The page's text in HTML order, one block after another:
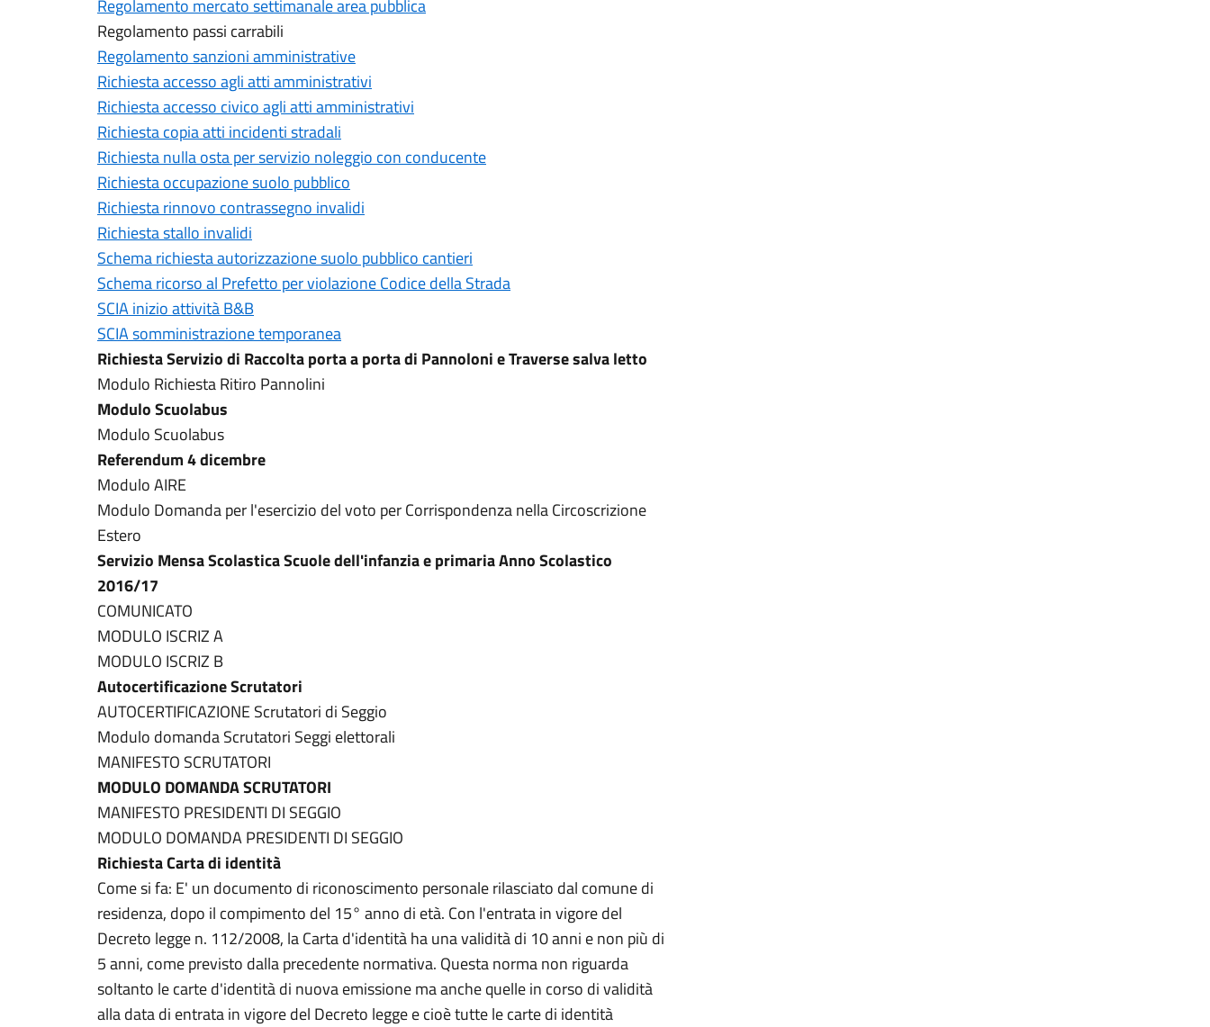
Regolamento mercato settimanale area pubblica
Regolamento passi carrabili
Regolamento sanzioni amministrative
Richiesta accesso agli atti amministrativi
Richiesta accesso civico agli atti amministrativi
Richiesta copia atti incidenti stradali
Richiesta nulla osta per servizio noleggio con conducente
Richiesta occupazione suolo pubblico
Richiesta rinnovo contrassegno invalidi
Richiesta stallo invalidi
Schema richiesta autorizzazione suolo pubblico cantieri
Schema ricorso al Prefetto per violazione Codice della Strada
SCIA inizio attività B&B
SCIA somministrazione temporanea
Richiesta Servizio di Raccolta porta a porta di Pannoloni e Traverse salva letto
Modulo Richiesta Ritiro Pannolini
Modulo Scuolabus
Modulo Scuolabus
Referendum 4 dicembre
Modulo AIRE
Modulo Domanda per l'esercizio del voto per Corrispondenza nella Circoscrizione
Estero
Servizio Mensa Scolastica Scuole dell'infanzia e primaria Anno Scolastico
2016/17
COMUNICATO
MODULO ISCRIZ A
MODULO ISCRIZ B
Autocertificazione Scrutatori
AUTOCERTIFICAZIONE Scrutatori di Seggio
Modulo domanda Scrutatori Seggi elettorali
MANIFESTO SCRUTATORI
MODULO DOMANDA SCRUTATORI
MANIFESTO PRESIDENTI DI SEGGIO
MODULO DOMANDA PRESIDENTI DI SEGGIO
Richiesta Carta di identità
Come si fa: E' un documento di riconoscimento personale rilasciato dal comune di
residenza, dopo il compimento del 15° anno di età. Con l'entrata in vigore del
Decreto legge n. 112/2008, la Carta d'identità ha una validità di 10 anni e non più di
5 anni, come previsto dalla precedente normativa. Questa norma non riguarda
soltanto le carte d'identità di nuova emissione ma anche quelle in corso di validità
alla data di entrata in vigore del Decreto legge e cioè tutte le carte di identità